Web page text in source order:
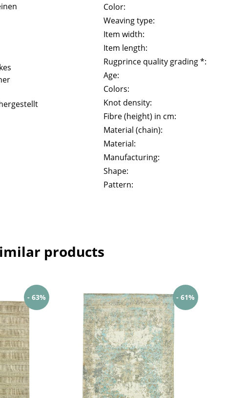
Color:
Weaving type:
Item width:
Item length:
Rugprince quality grading *:
Age:
Colors:
Knot density:
Fibre (height) in cm:
Material (chain):
Material:
Manufacturing:
Shape:
Pattern:
products
- 63% - 61%